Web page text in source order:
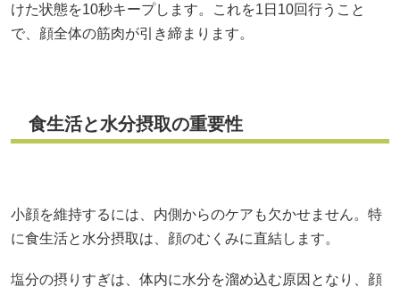
けた状態を10秒キープします。これを1日10回行うこと
で、顔全体の筋肉が引き締まります。
食生活と水分摂取の重要性
小顔を維持するには、内側からのケアも欠かせません。特
に食生活と水分摂取は、顔のむくみに直結します。
塩分の摂りすぎは、体内に水分を溜め込む原因となり、顔